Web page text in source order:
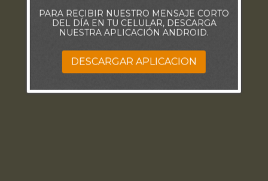
PARA RECIBIR NUESTRO MENSAJE CORTO
DEL DÍA EN TU CELULAR, DESCARGA
NUESTRA APLICACIÓN ANDROID.
DESCARGAR APLICACION